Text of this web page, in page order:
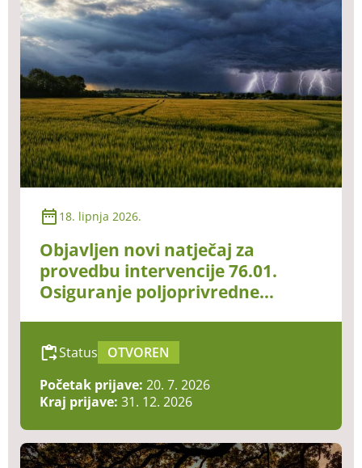
18. lipnja 2026.
Objavljen novi natječaj za
provedbu intervencije 76.01.
Osiguranje poljoprivredne
Status
OTVOREN
Početak prijave: 20. 7. 2026
Kraj prijave: 31. 12. 2026